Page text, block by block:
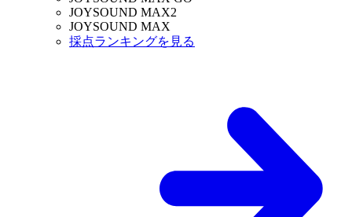
JOYSOUND MAX2
JOYSOUND MAX
採点ランキングを見る